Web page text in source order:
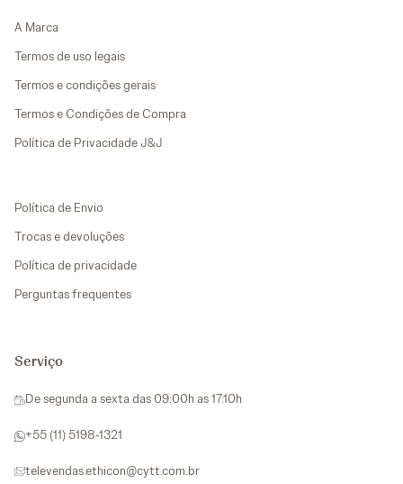
A Marca
Termos de uso legais
Termos e condições gerais
Termos e Condições de Compra
Política de Privacidade J&J
Política de Envio
Trocas e devoluções
Política de privacidade
Perguntas frequentes
Serviço
De segunda a sexta das 09:00h as 17:10h
+55 (11) 5198-1321
televendas.ethicon@cytt.com.br